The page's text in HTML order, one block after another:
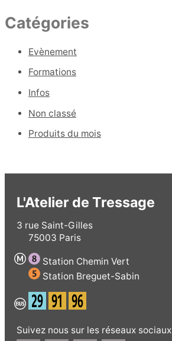
Catégories
Evènement
Formations
Infos
Non classé
Produits du mois
L'Atelier de Tressage
3 rue Saint-Gilles
75003 Paris
Station Chemin Vert
Station Breguet-Sabin
Suivez nous sur les réseaux sociaux